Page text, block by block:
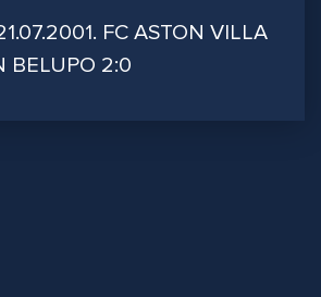
FC ASTON VILLA
BELUPO 2:0